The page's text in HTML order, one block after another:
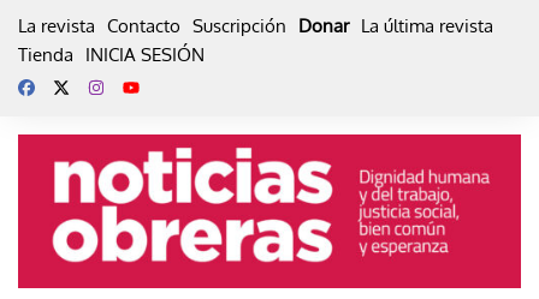
La revista Contacto Suscripción Donar La última revista
Tienda
INICIA SESIÓN